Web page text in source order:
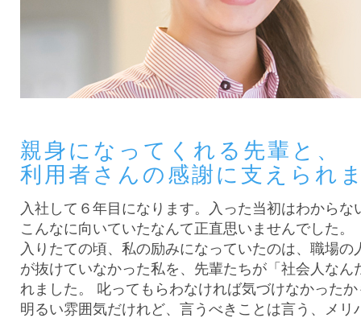
親身になってくれる先輩と、
利用者さんの感謝に支えられ
入社して６年目になります。入った当初はわから
こんなに向いていたなんて正直思いませんでした。
入りたての頃、私の励みになっていたのは、職場
が抜けていなかった私を、先輩たちが「社会人な
れました。 叱ってもらわなければ気づけなかった
明るい雰囲気だけれど、言うべきことは言う、メ